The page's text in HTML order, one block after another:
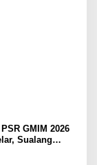
GMIM 2026
Sualang